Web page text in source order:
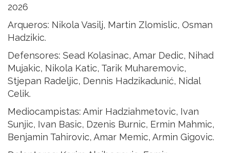
2026
Arqueros: Nikola Vasilj, Martin Zlomislic, Osman
Hadzikic.
Defensores: Sead Kolasinac, Amar Dedic, Nihad
Mujakic, Nikola Katic, Tarik Muharemovic,
Stjepan Radeljic, Dennis Hadzikadunić, Nidal
Celik.
Mediocampistas: Amir Hadziahmetovic, Ivan
Sunjic, Ivan Basic, Dzenis Burnic, Ermin Mahmic,
Benjamin Tahirovic, Amar Memic, Armin Gigovic.